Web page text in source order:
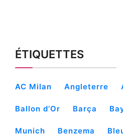
ÉTIQUETTES
AC Milan Angleterre
Ballon d’Or Barça
Munich Benzema